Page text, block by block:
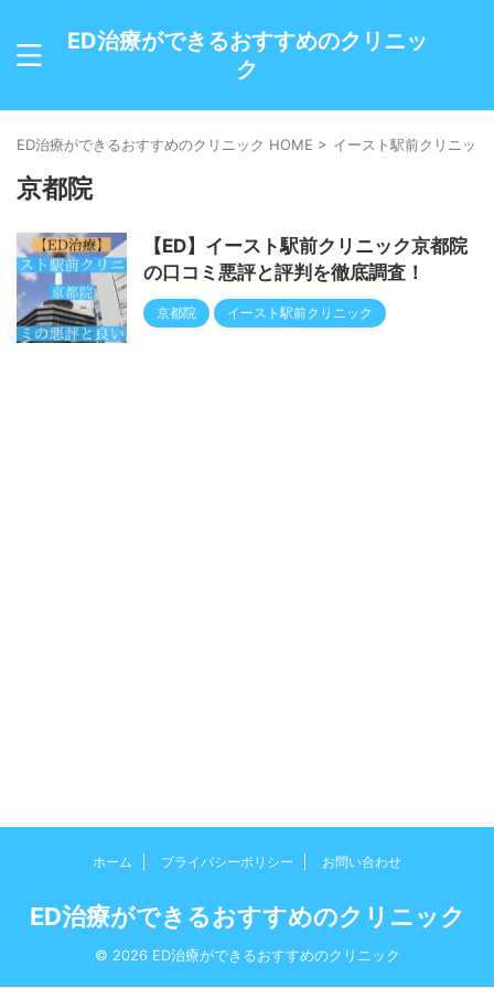
ED治療ができるおすすめのクリニッ
ク
ED治療ができるおすすめのクリニック HOME > イースト駅前クリニック
京都院
【ED】イースト駅前クリニック京都院
の口コミ悪評と評判を徹底調査！
京都院 イースト駅前クリニック
ホーム プライバシーポリシー お問い合わせ
ED治療ができるおすすめのクリニック
© 2026 ED治療ができるおすすめのクリニック